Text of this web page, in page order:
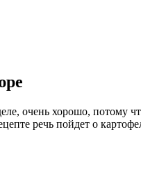
очень хорошо, потому
речь пойдет о